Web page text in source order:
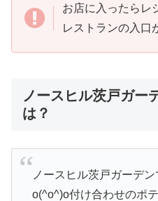
お店に入ったらレ
レストランの入口
ノースヒル茨戸ガー
は？
ノースヒル茨戸ガーデ
o(^o^)o付け合わせのポ